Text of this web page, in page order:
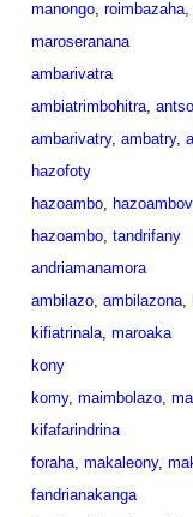
manongo, roimbazaha,
maroseranana
ambarivatra
ambiatrimbohitra,
ambarivatry, ambatry,
hazofoty
hazoambo,
hazoambo, tandrifany
andriamanamora
ambilazo, ambilazona,
kifiatrinala, maroaka
kony
komy, maimbolazo,
kifafarindrina
foraha, makaleony,
fandrianakanga